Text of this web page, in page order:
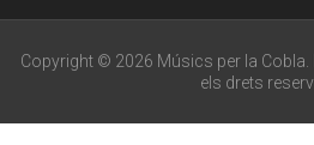
Copyright © 2026 Músics per la Cobla.
els drets